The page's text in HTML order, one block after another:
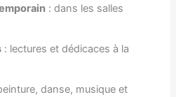
: dans les salles
: lectures et dédicaces à la
danse, musique et